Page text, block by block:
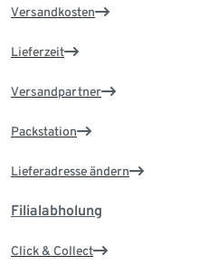
Versandkosten
Lieferzeit
Versandpartner
Packstation
Lieferadresse ändern
Filialabholung
Click & Collect